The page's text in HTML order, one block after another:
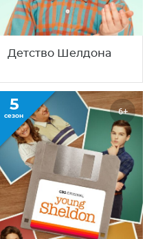
Детство Шелдона
5
сезон 6+